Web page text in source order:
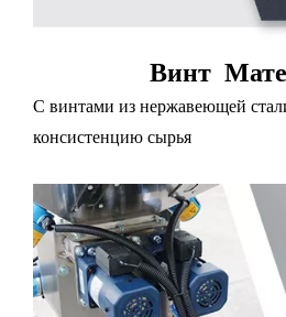
Винт M
С винтами из нержавеющей
консистенцию сырья